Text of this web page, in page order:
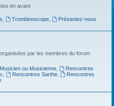
en avant
Trombinoscope,
Présentez-nous
par les membres du forum
ou Musicienne,
Rencontres
Rencontres Sarthe,
Rencontres